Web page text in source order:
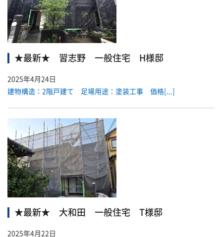
★最新★ 習志野 一般住宅 H様邸
2025年4月24日
建物構造：2階戸建て 足場用途：塗装工事 価格[...]
★最新★ 大和田 一般住宅 T様邸
2025年4月22日